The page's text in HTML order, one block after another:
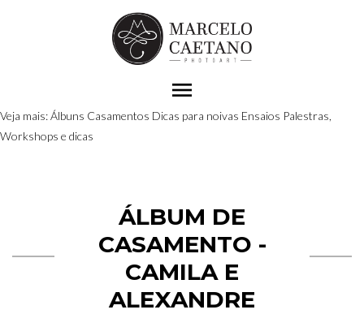
menu
Veja mais:Álbuns Casamentos Dicas para noivas Ensaios Palestras,
Workshops e dicas
ÁLBUM DE
CASAMENTO -
CAMILA E
ALEXANDRE